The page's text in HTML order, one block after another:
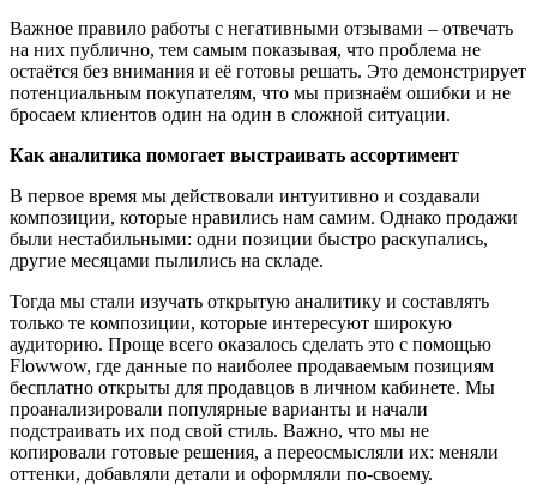
Важное правило работы с негативными отзывами – отвечать
на них публично, тем самым показывая, что проблема не
остаётся без внимания и её готовы решать. Это демонстрирует
потенциальным покупателям, что мы признаём ошибки и не
бросаем клиентов один на один в сложной ситуации.
Как аналитика помогает выстраивать ассортимент
В первое время мы действовали интуитивно и создавали
композиции, которые нравились нам самим. Однако продажи
были нестабильными: одни позиции быстро раскупались,
другие месяцами пылились на складе.
Тогда мы стали изучать открытую аналитику и составлять
только те композиции, которые интересуют широкую
аудиторию. Проще всего оказалось сделать это с помощью
Flowwow, где данные по наиболее продаваемым позициям
бесплатно открыты для продавцов в личном кабинете. Мы
проанализировали популярные варианты и начали
подстраивать их под свой стиль. Важно, что мы не
копировали готовые решения, а переосмысляли их: меняли
оттенки, добавляли детали и оформляли по-своему.